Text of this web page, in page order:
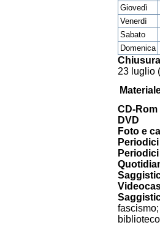
Giovedì
Venerdì
Sabato
Domenica
23 luglio
CD-Rom
DVD
Foto e